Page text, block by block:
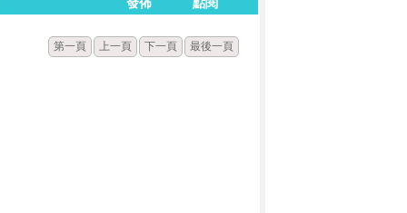
第一頁 上一頁 下一頁 最後一頁